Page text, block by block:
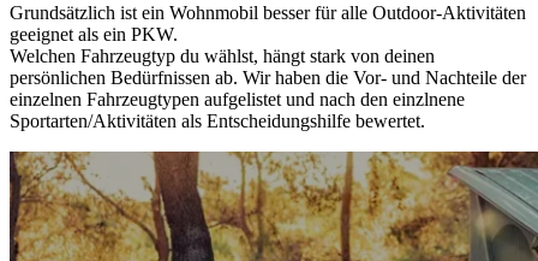
Grundsätzlich ist ein Wohnmobil besser für alle Outdoor-Aktivitäten
geeignet als ein PKW.
Welchen Fahrzeugtyp du wählst, hängt stark von deinen
persönlichen Bedürfnissen ab. Wir haben die Vor- und Nachteile der
einzelnen Fahrzeugtypen aufgelistet und nach den einzlnene
Sportarten/Aktivitäten als Entscheidungshilfe bewertet.